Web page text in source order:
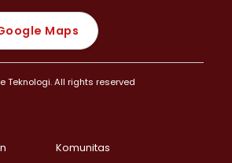
Maps
Teknologi. All rights reserved
Komunitas